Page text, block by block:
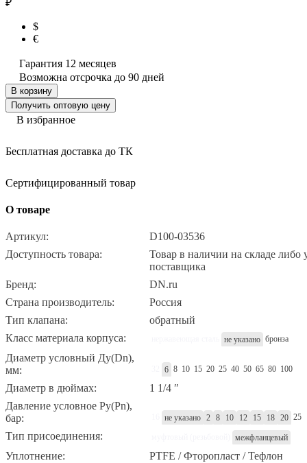
О товаре
Артикул:
D100-03536
Доступность товара:
Товар в наличии на складе либо
поставщика
Бренд:
DN.ru
Страна производитель:
Россия
Тип клапана:
обратный
Класс материала корпуса:
не указано бронза
Оцинкованная сталь
углеродистая сталь
чугун
Диаметр условный Ду(Dn),
мм:
6 8 10 15 20 25 40 50 65 80 100
125 150
Диаметр в дюймах:
1 1/4 ″
Давление условное Ру(Pn),
бар:
не указано 2 8 10 12 15 18 20 25
250
350
Тип присоединения:
межфланцевый
Фланцевый
Уплотнение:
PTFE / Фторопласт / Тефлон
$
€
Гарантия 12 месяцев
Возможна отсрочка до 90 дней
В корзину
Получить оптовую цену
В избранное
Бесплатная доставка до ТК
Сертифицированный товар